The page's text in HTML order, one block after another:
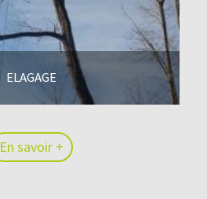
ELAGAGE
En savoir +